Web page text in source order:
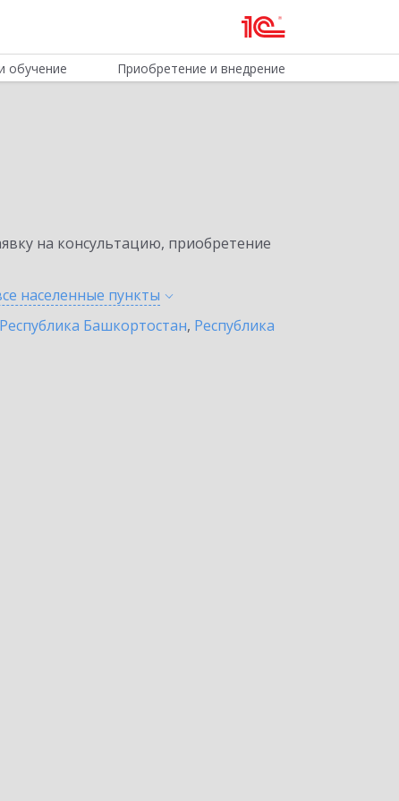
обучение Приобретение и внедрение
на консультацию, приобретение
населенные пункты
Республика Башкортостан, Республика